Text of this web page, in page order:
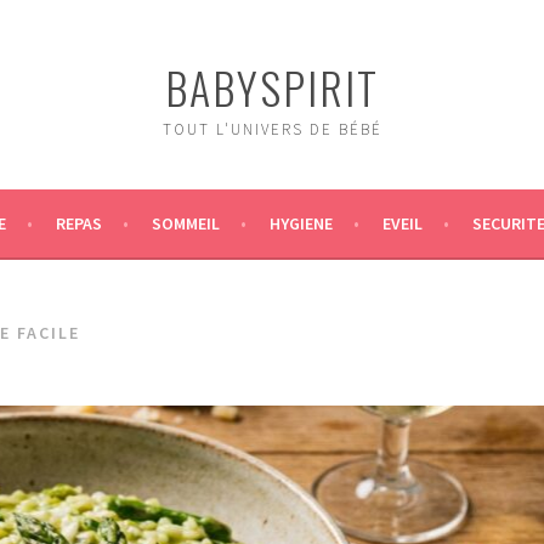
BABYSPIRIT
TOUT L'UNIVERS DE BÉBÉ
REPAS SOMMEIL HYGIENE EVEIL SECURITE
FACILE